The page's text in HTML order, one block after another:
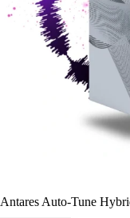
Antares Auto-Tune